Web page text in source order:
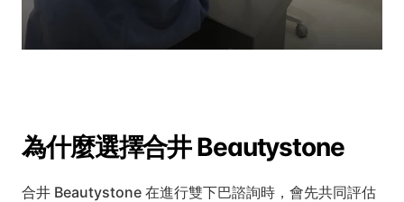
為什麼選擇合井 Beautystone
合井 Beautystone 在進行雙下巴諮詢時，會先共同評估